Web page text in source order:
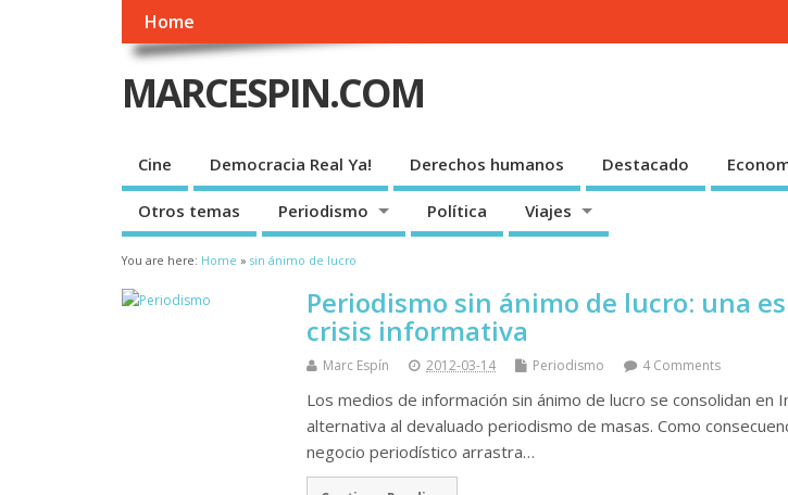
Home
MARCESPIN.COM
Cine Democracia Real Ya! Derechos humanos Destacado
Otros temas Periodismo Política Viajes
You are here: Home » sin ánimo de lucro
Periodismo sin ánimo de lucro: una
crisis informativa
Marc Espín 2012-03-14 Periodismo 4 Comments
Los medios de información sin ánimo de lucro se consolidan en
alternativa al devaluado periodismo de masas. Como
negocio periodístico arrastra…